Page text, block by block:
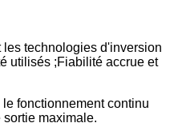
les technologies d'inversion
utilisés ;Fiabilité accrue et
fonctionnement continu
maximale.